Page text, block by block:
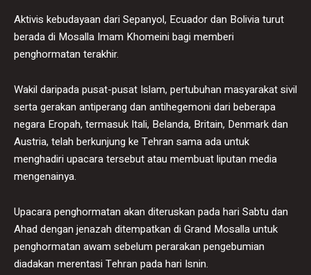
Aktivis kebudayaan dari Sepanyol, Ecuador dan Bolivia turut
berada di Mosalla Imam Khomeini bagi memberi
penghormatan terakhir.
Wakil daripada pusat-pusat Islam, pertubuhan masyarakat sivil
serta gerakan antiperang dan antihegemoni dari beberapa
negara Eropah, termasuk Itali, Belanda, Britain, Denmark dan
Austria, telah berkunjung ke Tehran sama ada untuk
menghadiri upacara tersebut atau membuat liputan media
mengenainya.
Upacara penghormatan akan diteruskan pada hari Sabtu dan
Ahad dengan jenazah ditempatkan di Grand Mosalla untuk
penghormatan awam sebelum perarakan pengebumian
diadakan merentasi Tehran pada hari Isnin.